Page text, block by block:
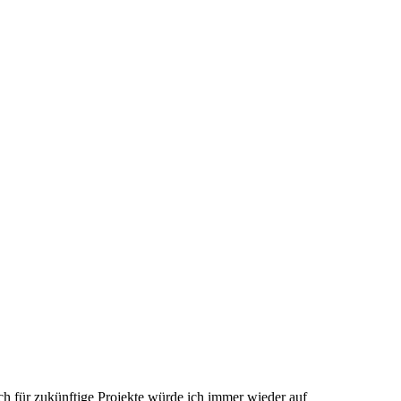
für zukünftige Projekte würde ich immer wieder auf